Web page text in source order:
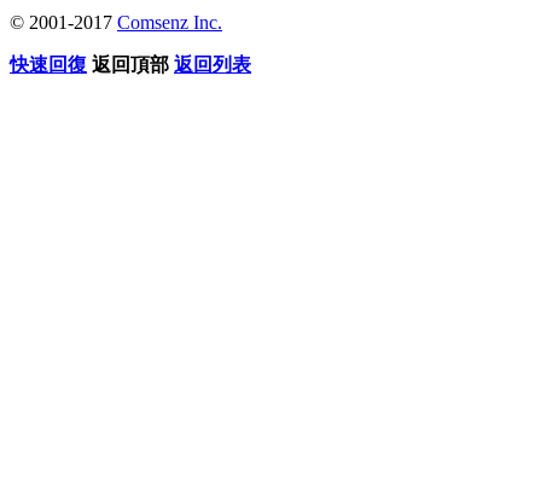
© 2001-2017 Comsenz Inc.
快速回復 返回頂部 返回列表